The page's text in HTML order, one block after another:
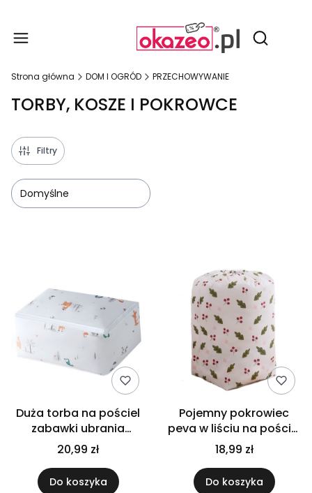
Otwórz
Strona główna DOM I OGRÓD PRZECHOWYWANIE
TORBY, KOSZE I POKROWCE
Filtry
Domyślne
Duża torba na pościel
zabawki ubrania
pokrowiec peva w
zwierzęta 60x40x25
20,99 zł
Do koszyka
Pojemny pokrowiec
peva w liściu na pościel
zabawki ubrania
ściągany 90x45
18,99 zł
Do koszyka